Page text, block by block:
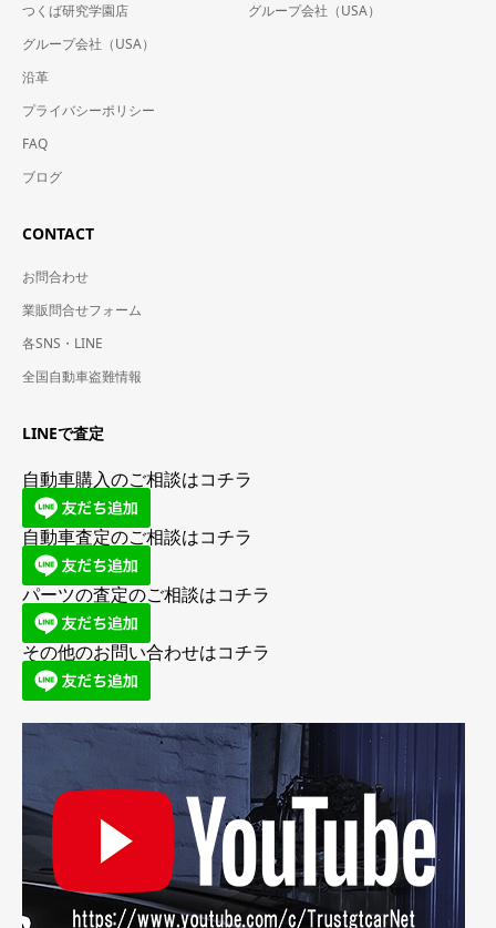
つくば研究学園店
グループ会社（USA）
沿革
プライバシーポリシー
FAQ
ブログ
グループ会社（USA）
CONTACT
お問合わせ
業販問合せフォーム
各SNS・LINE
全国自動車盗難情報
LINEで査定
自動車購入のご相談はコチラ
自動車査定のご相談はコチラ
パーツの査定のご相談はコチラ
その他のお問い合わせはコチラ